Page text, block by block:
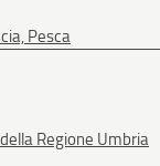
Pesca
Regione Umbria